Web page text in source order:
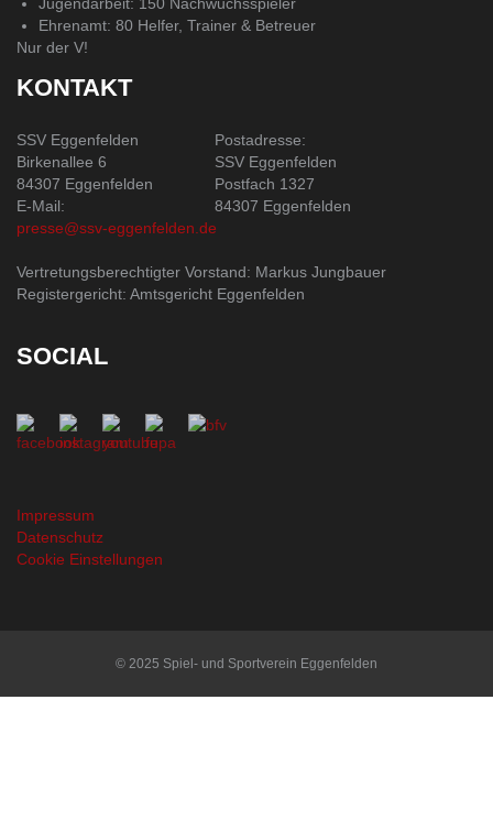
Ehrenamt: 80 Helfer, Trainer & Betreuer
Nur der V!
KONTAKT
SSV Eggenfelden
Birkenallee 6
84307 Eggenfelden
E-Mail:
presse@ssv-eggenfelden.de
Postadresse:
SSV Eggenfelden
Postfach 1327
84307 Eggenfelden
Vertretungsberechtigter Vorstand: Markus Jungbauer
Registergericht: Amtsgericht Eggenfelden
SOCIAL
Impressum
Datenschutz
Cookie Einstellungen
© 2025 Spiel- und Sportverein Eggenfelden